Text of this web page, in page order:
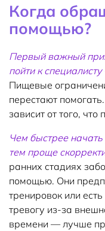
Когда
помощью?
Первый важный
пойти к
Пищевые
перестают
зависит от того, что
Чем быстрее
тем проще
ранних стадиях
помощью. Они
тренировок или
тревогу из-за
времени — лучше